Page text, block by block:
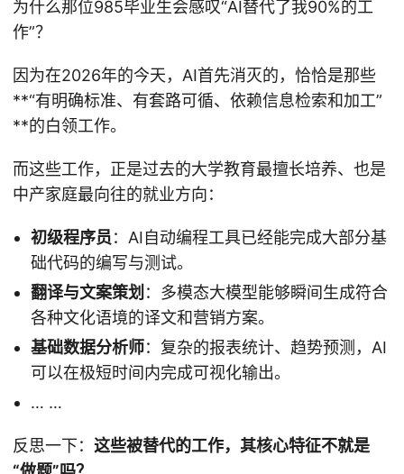
为什么那位985毕业生会感叹“AI替代了我90%的工
作”？
因为在2026年的今天，AI首先消灭的，恰恰是那些
**“有明确标准、有套路可循、依赖信息检索和加工”
**的白领工作。
而这些工作，正是过去的大学教育最擅长培养、也是
中产家庭最向往的就业方向：
初级程序员：AI自动编程工具已经能完成大部分基
础代码的编写与测试。
翻译与文案策划 ：多模态大模型能够瞬间生成符合
各种文化语境的译文和营销方案。
基础数据分析师：复杂的报表统计、趋势预测，AI
可以在极短时间内完成可视化输出。
… …
反思一下： 这些被替代的工作，其核心特征不就是